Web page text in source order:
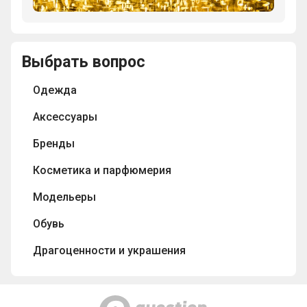
Выбрать вопрос
Одежда
Аксессуары
Бренды
Косметика и парфюмерия
Модельеры
Обувь
Драгоценности и украшения
2860
"ювелирные
проходили
игры,
которых
в
последний
раз
медали,
из
чистого
золота?